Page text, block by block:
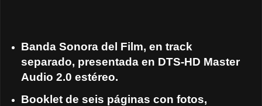
Banda Sonora del Film, en track
separado, presentada en DTS-HD Master
Audio 2.0 estéreo.
Booklet de seis páginas con fotos,